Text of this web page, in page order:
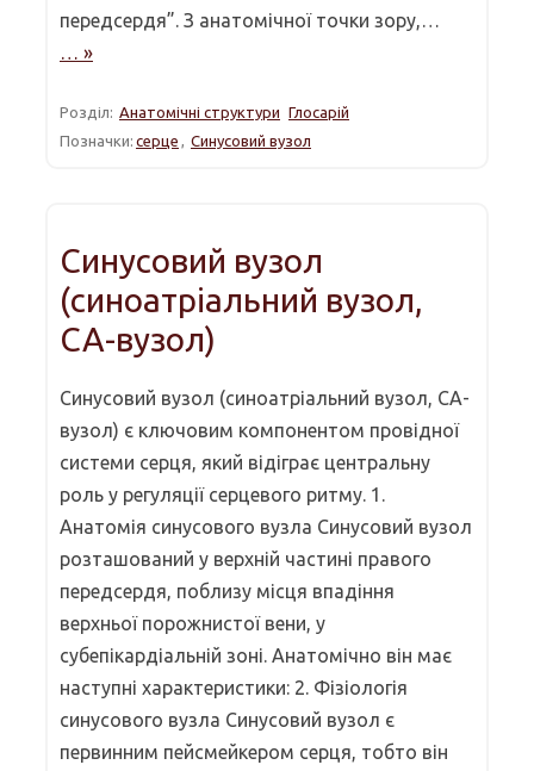
передсердя”. З анатомічної точки зору,…
… »
Розділ: Анатомічні структури Глосарій
Позначки: серце , Синусовий вузол
Синусовий вузол
(синоатріальний вузол,
СА-вузол)
Синусовий вузол (синоатріальний вузол, СА-
вузол) є ключовим компонентом провідної
системи серця, який відіграє центральну
роль у регуляції серцевого ритму. 1.
Анатомія синусового вузла Синусовий вузол
розташований у верхній частині правого
передсердя, поблизу місця впадіння
верхньої порожнистої вени, у
субепікардіальній зоні. Анатомічно він має
наступні характеристики: 2. Фізіологія
синусового вузла Синусовий вузол є
первинним пейсмейкером серця, тобто він